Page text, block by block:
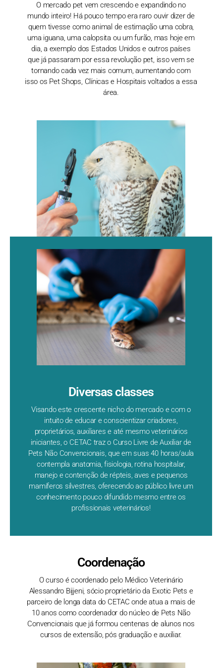
O mercado pet vem crescendo e expandindo no
mundo inteiro! Há pouco tempo era raro ouvir dizer de
quem tivesse como animal de estimação uma cobra,
uma iguana, uma calopsita ou um furão, mas hoje em
dia, a exemplo dos Estados Unidos e outros países
que já passaram por essa revolução pet, isso vem se
tornando cada vez mais comum, aumentando com
isso os Pet Shops, Clínicas e Hospitais voltados a essa
área.
Diversas classes
Visando este crescente nicho do mercado e com o
intuito de educar e conscientizar criadores,
proprietários, auxiliares e até mesmo veterinários
iniciantes, o CETAC traz o Curso Livre de Auxiliar de
Pets Não Convencionais, que em suas 40 horas/aula
contempla anatomia, fisiologia, rotina hospitalar,
manejo e contenção de répteis, aves e pequenos
mamíferos silvestres, oferecendo ao público livre um
conhecimento pouco difundido mesmo entre os
profissionais veterinários!
Coordenação
O curso é coordenado pelo Médico Veterinário
Alessandro Bijjeni, sócio proprietário da Exotic Pets e
parceiro de longa data do CETAC onde atua a mais de
10 anos como coordenador do núcleo de Pets Não
Convencionais que já formou centenas de alunos nos
cursos de extensão, pós graduação e auxiliar.